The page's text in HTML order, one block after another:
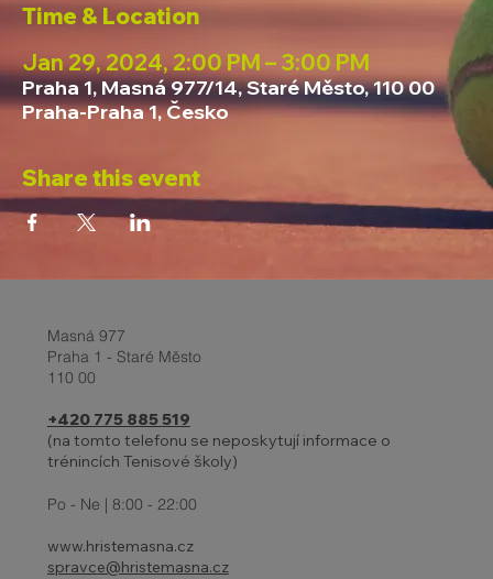
Time & Location
Jan 29, 2024, 2:00 PM – 3:00 PM
Praha 1, Masná 977/14, Staré Město, 110 00
Praha-Praha 1, Česko
Share this event
Masná 977
Praha 1 - Staré Město
110 00
+420 775 885 519
(na tomto telefonu se neposkytují informace o
trénincích Tenisové školy)
Po - Ne | 8:00 - 22:00
www.hristemasna.cz
spravce@hristemasna.cz